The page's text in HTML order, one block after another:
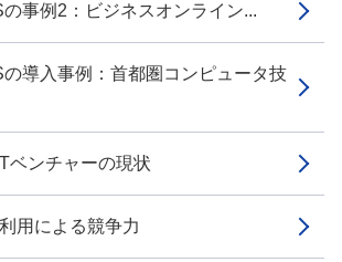
事例2：ビジネスオンライン...
導入事例：首都圏コンピュータ技
ベンチャーの現状
用による競争力